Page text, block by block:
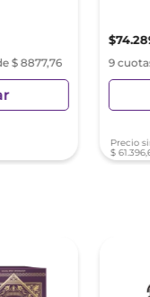
$ 8877,76
$74.
9
Precio
$ 61.396,